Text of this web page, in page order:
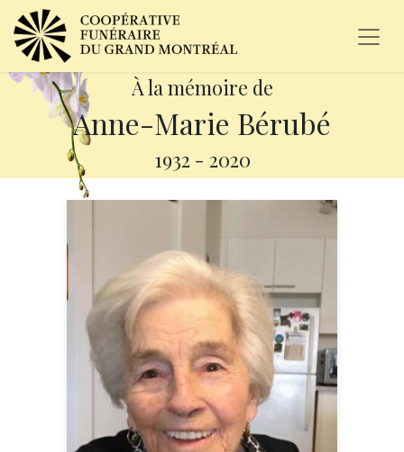
À la mémoire de
Anne-Marie Bérubé
1932 - 2020